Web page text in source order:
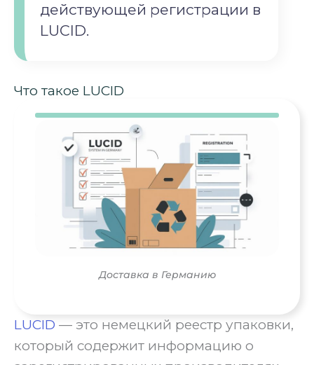
действующей регистрации в
LUCID.
Что такое LUCID
Доставка в Германию
LUCID — это немецкий реестр упаковки,
который содержит информацию о